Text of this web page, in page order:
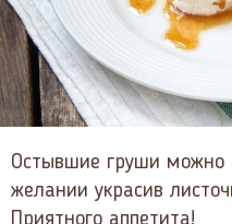
Остывшие груши можно
желании украсив
Приятного аппетита!